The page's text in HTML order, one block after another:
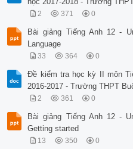
2 371 0
Bài giảng Tiếng Anh 12 -
Language
33 364 0
Đề kiểm tra học kỳ II môn
2016-2017 - Trường THPT
2 361 0
Bài giảng Tiếng Anh 12 -
Getting started
13 350 0